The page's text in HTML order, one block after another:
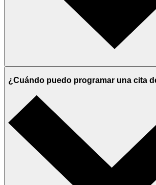
¿Cuándo puedo programar una cita